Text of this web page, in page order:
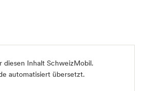
diesen Inhalt SchweizMobil.
automatisiert übersetzt.